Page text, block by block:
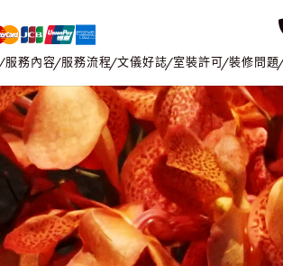
服務內容 服務流程 文儀好誌 室裝許可 裝修問題